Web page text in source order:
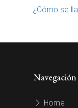
¿Cómo se
Navegación
Home